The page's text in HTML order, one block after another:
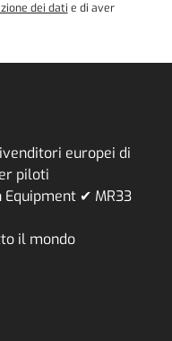
dei dati e di aver
europei di
piloti
✔ MR33
il mondo